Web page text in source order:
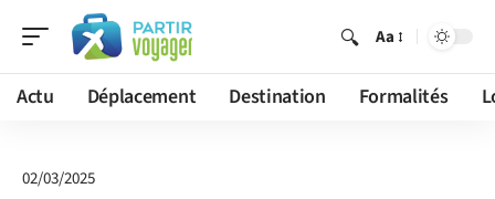
Aa
Actu Déplacement Destination Formalités
02/03/2025